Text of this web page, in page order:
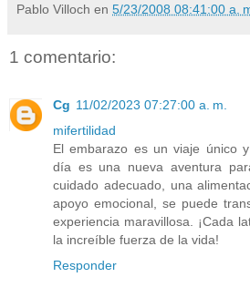
Pablo Villoch en 5/23/2008 08:41:00 a.
1 comentario:
Cg 11/02/2023 07:27:00 a. m.
mifertilidad
El embarazo es un viaje único
día es una nueva aventura
cuidado adecuado, una
apoyo emocional, se puede
experiencia maravillosa. ¡Cada
la increíble fuerza de la vida!
Responder